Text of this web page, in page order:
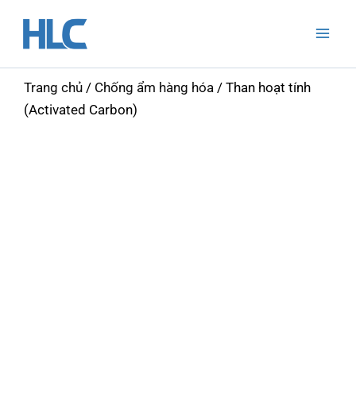
Trang chủ / Chống ẩm hàng hóa / Than hoạt tính
(Activated Carbon)